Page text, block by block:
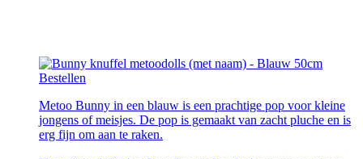
Bestellen
Metoo Bunny in een blauw is een prachtige pop voor kleine
jongens of meisjes. De pop is gemaakt van zacht pluche en is
erg fijn om aan te raken.